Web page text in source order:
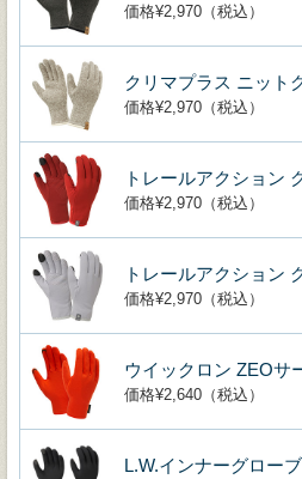
価格¥2,970（税込）
クリマプラス ニット
価格¥2,970（税込）
トレールアクション
価格¥2,970（税込）
トレールアクション
価格¥2,970（税込）
ウイックロン ZEOサ
価格¥2,640（税込）
L.W.インナーグロー